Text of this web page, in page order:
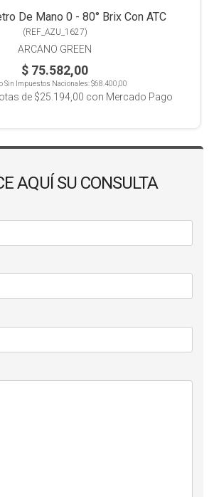
De Mano 0 - 80° Brix Con ATC
(REF_AZU_1627)
ARCANO GREEN
$ 75.582,00
Sin Impuestos Nacionales:$68.400,00
de $25.194,00 con Mercado Pago
AQUÍ SU CONSULTA